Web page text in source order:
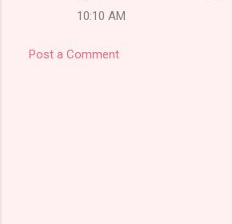
10:10 AM
Post a Comment